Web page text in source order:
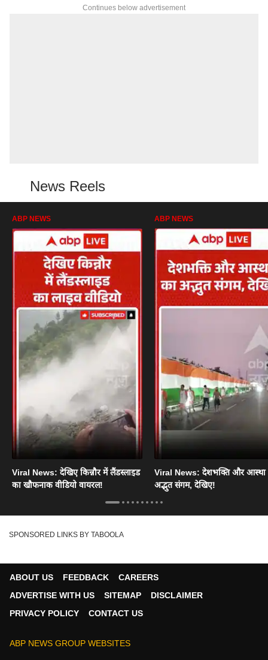
Continues below advertisement
News Reels
ABP NEWS
Viral News: देखिए किन्नौर में लैंडस्लाइड
का खौफनाक वीडियो वायरल!
ABP NEWS
Viral News: देशभक्ति और आस्था
अद्भुत संगम, देखिए!
SPONSORED LINKS BY TABOOLA
ABOUT US FEEDBACK
CAREERS
ADVERTISE WITH US
SITEMAP
DISCLAIMER
PRIVACY POLICY
CONTACT US
ABP NEWS GROUP WEBSITES